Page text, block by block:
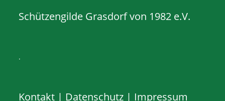
Schützengilde Grasdorf von 1982 e.V.
.
Kontakt | Datenschutz | Impressum